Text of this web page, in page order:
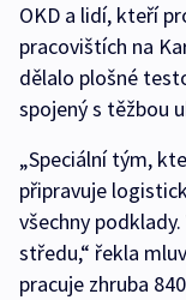
OKD a lidí, kteří
pracovištích na
dělalo plošné
spojený s těžbou
„Speciální tým,
připravuje
všechny
středu,“ řekla
pracuje zhruba